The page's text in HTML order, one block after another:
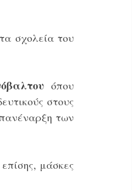
σχολεία του
όπου
στους
των
μάσκες